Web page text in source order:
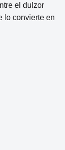
el dulzor
lo convierte en